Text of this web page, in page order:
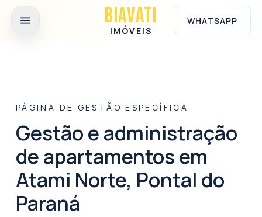
Ir para o conteúdo principal
BIAVATI
IMÓVEIS
WHATSAPP
PÁGINA DE GESTÃO ESPECÍFICA
Gestão e administração
de apartamentos em
Atami Norte, Pontal do
Paraná